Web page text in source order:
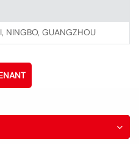
NINGBO, GUANGZHOU